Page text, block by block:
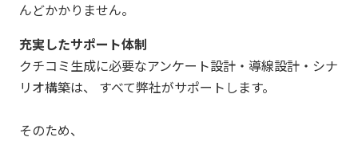
んどかかりません。
充実したサポート体制
クチコミ生成に必要なアンケート設計・導線設計・シナ
リオ構築は、 すべて弊社がサポートします。
そのため、